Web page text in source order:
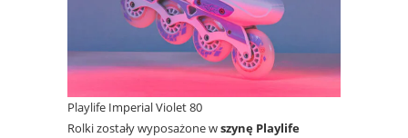
Playlife Imperial Violet 80
Rolki zostały wyposażone wszynę Playlife